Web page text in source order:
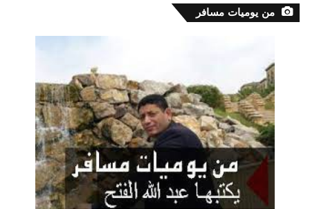
من يوميات مسافر